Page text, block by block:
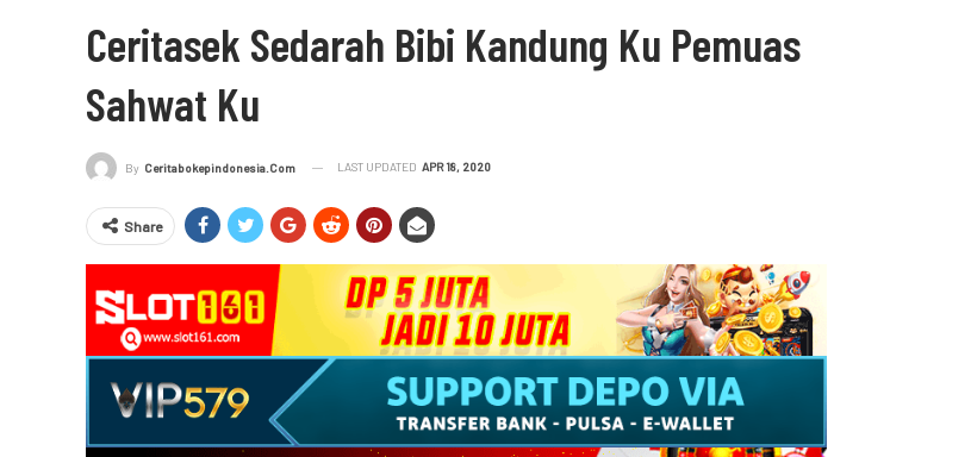
Ceritasek Sedarah Bibi Kandung Ku Pemuas
Sahwat Ku
By Ceritabokepindonesia.com LAST UPDATED APR 18, 2020
Share